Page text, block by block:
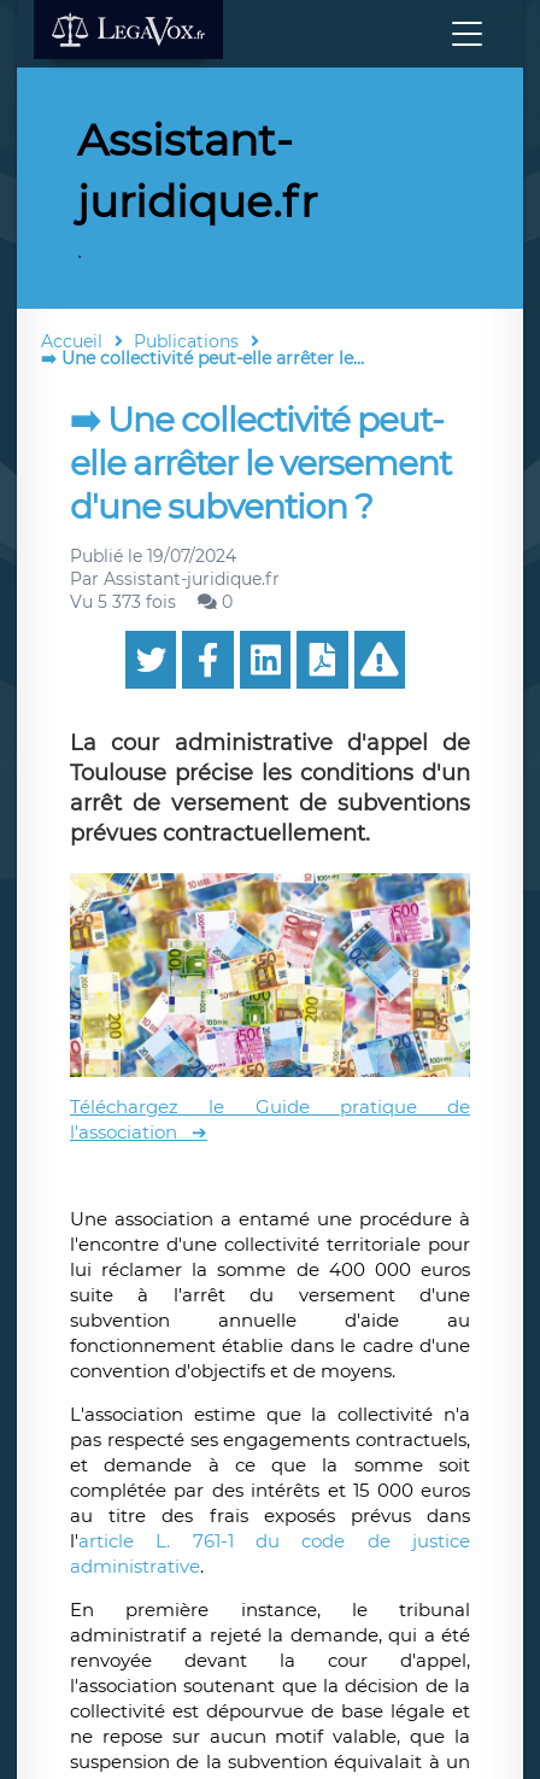
Assistant-
juridique.fr
.
Accueil Publications
➡️ Une collectivité peut-elle arrêter le...
➡️ Une collectivité peut-
elle arrêter le versement
d'une subvention ?
Publié le 19/07/2024
Par Assistant-juridique.fr
Vu 5 373 fois
0
La cour administrative d'appel de
Toulouse précise les conditions d'un
arrêt de versement de subventions
prévues contractuellement.
Téléchargez le Guide pratique de
l'association ➔
Une association a entamé une procédure à
l'encontre d'une collectivité territoriale pour
lui réclamer la somme de 400 000 euros
suite à l'arrêt du versement d'une
subvention annuelle d'aide au
fonctionnement établie dans le cadre d'une
convention d'objectifs et de moyens.
L'association estime que la collectivité n'a
pas respecté ses engagements contractuels,
et demande à ce que la somme soit
complétée par des intérêts et 15 000 euros
au titre des frais exposés prévus dans
l'article L. 761-1 du code de justice
administrative.
En première instance, le tribunal
administratif a rejeté la demande, qui a été
renvoyée devant la cour d'appel,
l'association soutenant que la décision de la
collectivité est dépourvue de base légale et
ne repose sur aucun motif valable, que la
suspension de la subvention équivalait à un